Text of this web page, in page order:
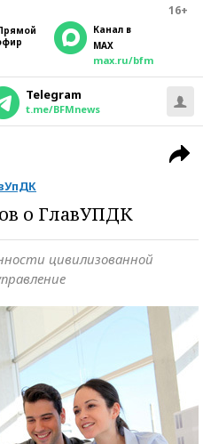
16+
Канал в
MAX
max.ru/bfm
Telegram
t.me/BFMnews
о ГлавУПДК
цивилизованной